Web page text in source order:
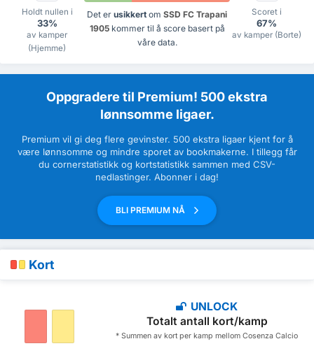
Holdt nullen i
33%
av kamper
(Hjemme)
Det er usikkert om SSD FC Trapani
1905kommer til å score basert på
våre data.
Scoret i
67%
av kamper (Borte)
Oppgradere til Premium! 500 ekstra
lønnsomme ligaer.
Premium vil gi deg flere gevinster. 500 ekstra ligaer kjent for å
være lønnsomme og mindre sporet av bookmakerne. I tillegg får
du cornerstatistikk og kortstatistikk sammen med CSV-
nedlastinger. Abonner i dag!
BLI PREMIUM NÅ
Kort
UNLOCK
Totalt antall kort/kamp
* Summen av kort per kamp mellom Cosenza Calcio